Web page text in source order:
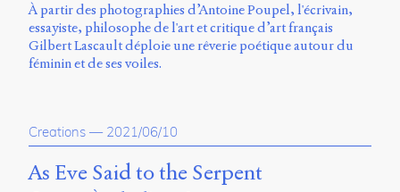
À partir des photographies d’Antoine Poupel, l'écrivain,
essayiste, philosophe de l'art et critique d’art français
Gilbert Lascault déploie une rêverie poétique autour du
féminin et de ses voiles.
Creations — 2021/06/10
As Eve Said to the Serpent